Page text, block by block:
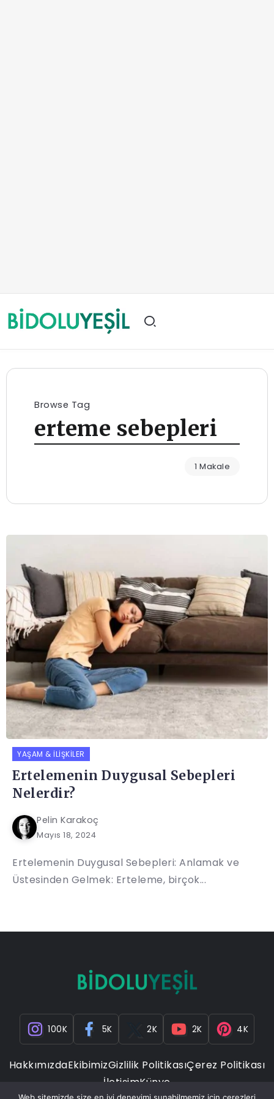
Browse Tag
erteme sebepleri
1 Makale
YAŞAM & İLIŞKILER
Ertelemenin Duygusal Sebepleri
Nelerdir?
Pelin Karakoç
Mayıs 18, 2024
Ertelemenin Duygusal Sebepleri: Anlamak ve
Üstesinden Gelmek: Erteleme, birçok...
100K 5K 2K 2K 4K
HakkımızdaEkibimizGizlilik PolitikasıÇerez Politikası
İletişimKünye